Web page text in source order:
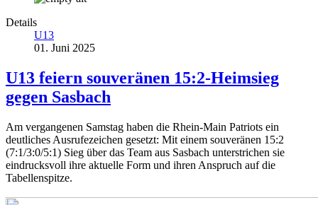
Details
U13
01. Juni 2025
U13 feiern souveränen 15:2-Heimsieg
gegen Sasbach
Am vergangenen Samstag haben die Rhein-Main Patriots ein
deutliches Ausrufezeichen gesetzt: Mit einem souveränen 15:2
(7:1/3:0/5:1) Sieg über das Team aus Sasbach unterstrichen sie
eindrucksvoll ihre aktuelle Form und ihren Anspruch auf die
Tabellenspitze.